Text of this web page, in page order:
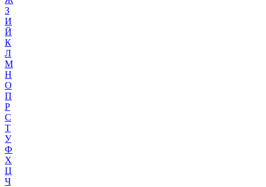
З
И
Й
К
Л
М
Н
О
П
Р
С
Т
У
Ф
Х
Ц
Ч